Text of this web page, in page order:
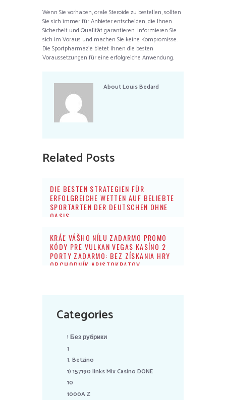
Wenn Sie vorhaben, orale Steroide zu bestellen, sollten
Sie sich immer für Anbieter entscheiden, die Ihnen
Sicherheit und Qualität garantieren. Informieren Sie
sich im Voraus und machen Sie keine Kompromisse.
Die Sportpharmazie bietet Ihnen die besten
Voraussetzungen für eine erfolgreiche Anwendung.
AboutLouis Bedard
Related Posts
DIE BESTEN STRATEGIEN FÜR
ERFOLGREICHE WETTEN AUF BELIEBTE
SPORTARTEN DER DEUTSCHEN OHNE
OASIS
KRÁĽ VÁŠHO NÍLU ZADARMO PROMO
KÓDY PRE VULKAN VEGAS KASÍNO 2
PORTY ZADARMO: BEZ ZÍSKANIA HRY
OBCHODNÍK ARISTOKRATOV
Categories
! Без рубрики
1
1. Betzino
1) 157190 links Mix Casino DONE
10
1000A Z